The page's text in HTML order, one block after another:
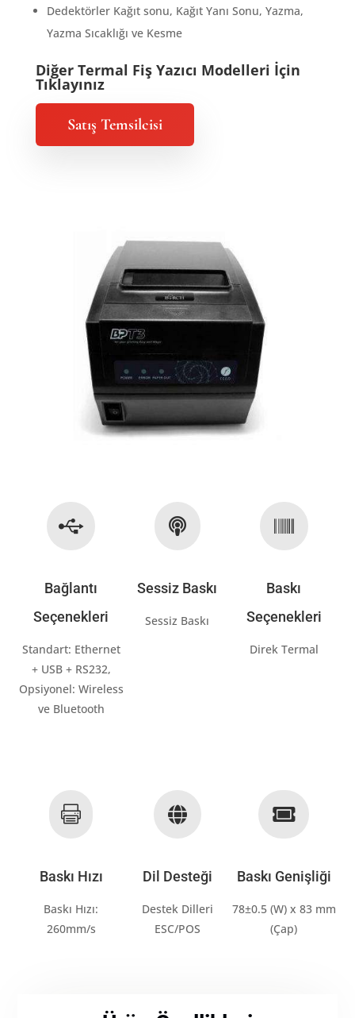
Dedektörler Kağıt sonu, Kağıt Yanı Sonu, Yazma,
Yazma Sıcaklığı ve Kesme
Diğer Termal Fiş Yazıcı Modelleri İçin
Tıklayınız
Satış Temsilcisi

Bağlantı
Seçenekleri
Standart: Ethernet
+ USB + RS232,
Opsiyonel: Wireless
ve Bluetooth

Sessiz Baskı
Sessiz Baskı
Baskı
Seçenekleri
Direk Termal

Baskı Hızı
Baskı Hızı:
260mm/s

Dil Desteği
Destek Dilleri
ESC/POS

Baskı Genişliği
78±0.5 (W) x 83 mm
(Çap)